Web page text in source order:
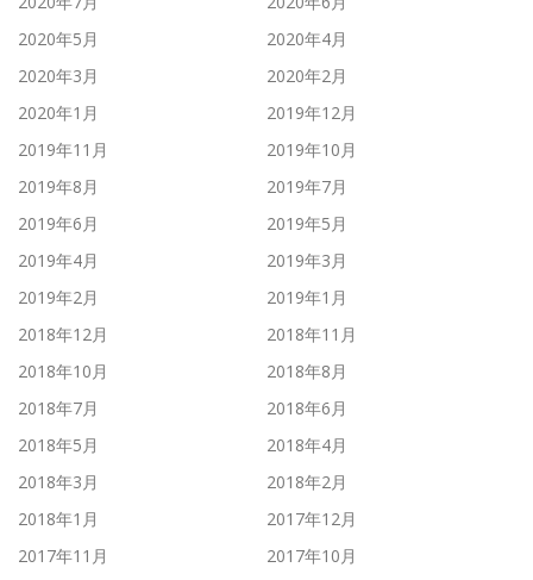
2020年5月
2020年4月
2020年3月
2020年2月
2020年1月
2019年12月
2019年11月
2019年10月
2019年8月
2019年7月
2019年6月
2019年5月
2019年4月
2019年3月
2019年2月
2019年1月
2018年12月
2018年11月
2018年10月
2018年8月
2018年7月
2018年6月
2018年5月
2018年4月
2018年3月
2018年2月
2018年1月
2017年12月
2017年11月
2017年10月